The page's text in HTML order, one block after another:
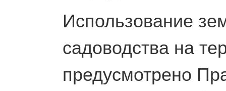
Использование
садоводства на
предусмотрено